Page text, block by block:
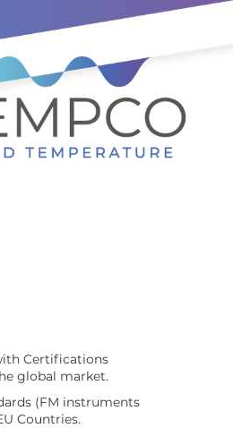
Certifications
global market.
(FM instruments
Countries.